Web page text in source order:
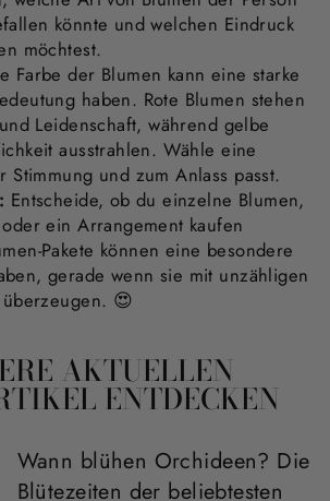
Angelika Frensel
Sehr gut hoffe das ich lange
Freude daran habe
Die
könnte und welchen Eindruck
möchtest.
Farbe der Blumen kann eine starke
haben. Rote Blumen stehen
Leidenschaft, während gelbe
ausstrahlen. Wähle eine
Stimmung und zum Anlass passt.
Entscheide, ob du einzelne Blumen,
ein Arrangement kaufen
Pakete können eine besondere
gerade wenn sie mit unzähligen
😍
AKTUELLEN
ENTDECKEN
Wann blühen Orchideen? Die
Blütezeiten der beliebtesten